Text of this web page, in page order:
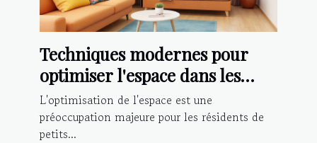
Techniques modernes pour
optimiser l'espace dans les
petits appartements
L'optimisation de l'espace est une
préoccupation majeure pour les résidents de
petits...